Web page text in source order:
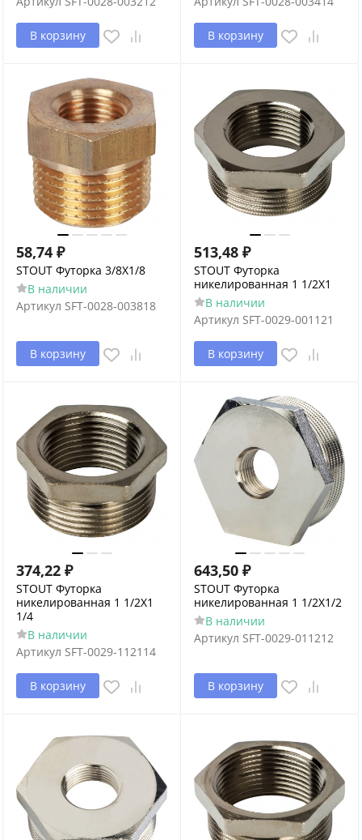
В корзину В корзину
58,74 ₽
STOUT Футорка 3/8X1/8
В наличии
Артикул SFT-0028-003818
В корзину
513,48 ₽
STOUT Футорка
никелированная 1 1/2X1
В наличии
Артикул SFT-0029-001121
В корзину
374,22 ₽
STOUT Футорка
никелированная 1 1/2X1
1/4
В наличии
Артикул SFT-0029-112114
В корзину
643,50 ₽
STOUT Футорка
никелированная 1 1/2X1/2
В наличии
Артикул SFT-0029-011212
В корзину